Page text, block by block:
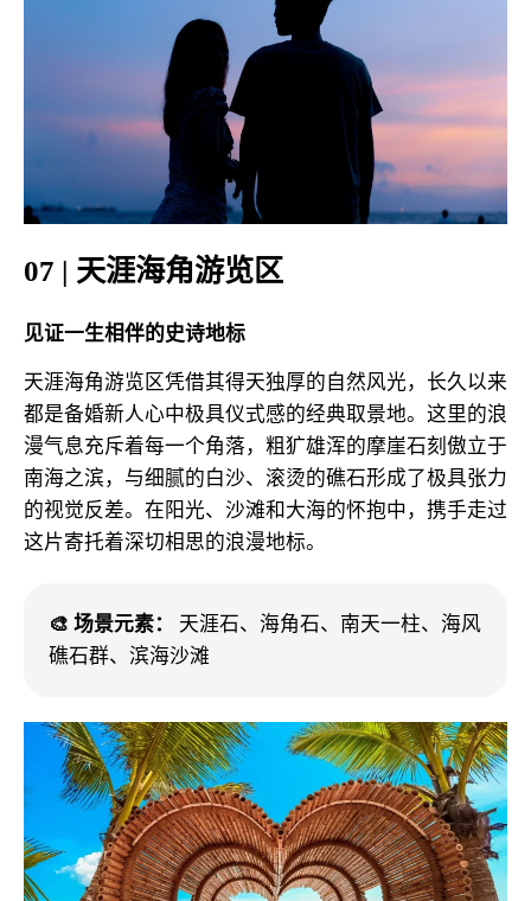
07 | 天涯海角游览区
见证一生相伴的史诗地标
天涯海角游览区凭借其得天独厚的自然风光，长久以来
都是备婚新人心中极具仪式感的经典取景地。这里的浪
漫气息充斥着每一个角落，粗犷雄浑的摩崖石刻傲立于
南海之滨，与细腻的白沙、滚烫的礁石形成了极具张力
的视觉反差。在阳光、沙滩和大海的怀抱中，携手走过
这片寄托着深切相思的浪漫地标。
🎨 场景元素：
天涯石、海角石、南天一柱、海风
礁石群、滨海沙滩